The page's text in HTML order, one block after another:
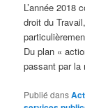
L’année 2018
droit du
Du plan «
passant par la
Publié dans